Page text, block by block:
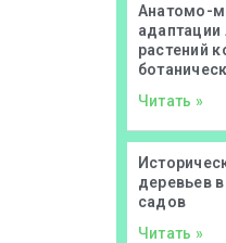
Анатомо-
адаптации
растений
Читать »
деревьев
садов
Читать »